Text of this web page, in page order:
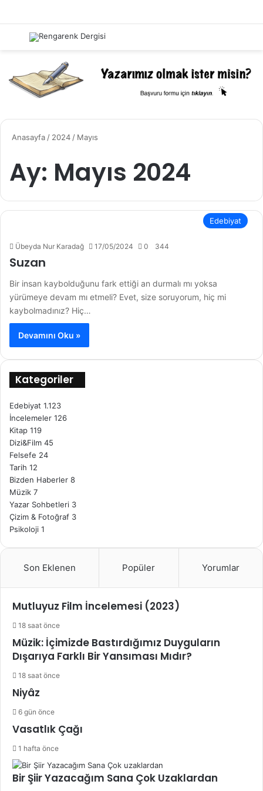
Menü
Anasayfa/ 2024/ Mayıs
Ay: Mayıs 2024
Edebiyat
Übeyda Nur Karadağ 17/05/2024 0 344
Suzan
Bir insan kaybolduğunu fark ettiği an durmalı mı yoksa
yürümeye devam mı etmeli? Evet, size soruyorum, hiç mi
kaybolmadınız? Hiç…
Devamını Oku »
Kategoriler
Edebiyat 1.123
İncelemeler 126
Kitap 119
Dizi&Film 45
Felsefe 24
Tarih 12
Bizden Haberler 8
Müzik 7
Yazar Sohbetleri 3
Çizim & Fotoğraf 3
Psikoloji 1
Son Eklenen Popüler Yorumlar
Mutluyuz Film İncelemesi (2023)
18 saat önce
Müzik: İçimizde Bastırdığımız Duyguların
Dışarıya Farklı Bir Yansıması Mıdır?
18 saat önce
Niyâz
6 gün önce
Vasatlık Çağı
1 hafta önce
Bir Şiir Yazacağım Sana Çok Uzaklardan